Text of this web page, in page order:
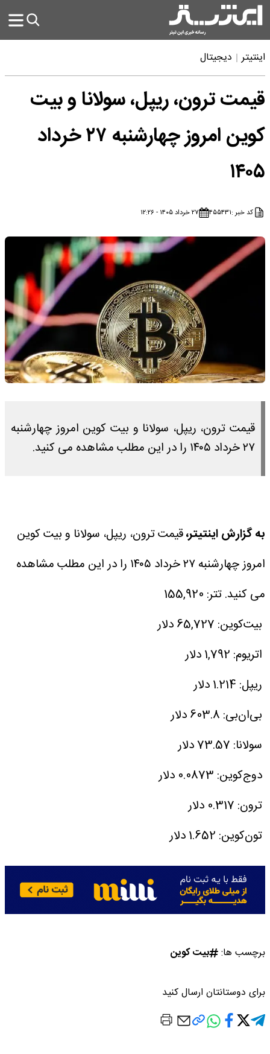
اینتیتر دیجیتال
قیمت ترون، ریپل، سولانا و بیت
کوین امروز چهارشنبه ۲۷ خرداد
۱۴۰۵
کد خبر :۴۵۵۴۳۱ ۲۷ خرداد ۱۴۰۵ - ۱۲:۲۶
قیمت ترون، ریپل، سولانا و بیت کوین امروز چهارشنبه
۲۷ خرداد ۱۴۰۵ را در این مطلب مشاهده می کنید.
به گزارش اینتیتر،قیمت ترون، ریپل، سولانا و بیت کوین
امروز چهارشنبه ۲۷ خرداد ۱۴۰۵ را در این مطلب مشاهده
می کنید.تتر: 155,920
بیت‌کوین: 65,727 دلار
اتریوم: 1,792 دلار
ریپل: 1.214 دلار
بی‌ان‌بی: 603.8 دلار
سولانا: 73.57 دلار
دوج‌کوین: 0.0873 دلار
ترون: 0.317 دلار
تون‌کوین: 1.652 دلار
برچسب ها: بیت کوین
برای دوستانتان ارسال کنید